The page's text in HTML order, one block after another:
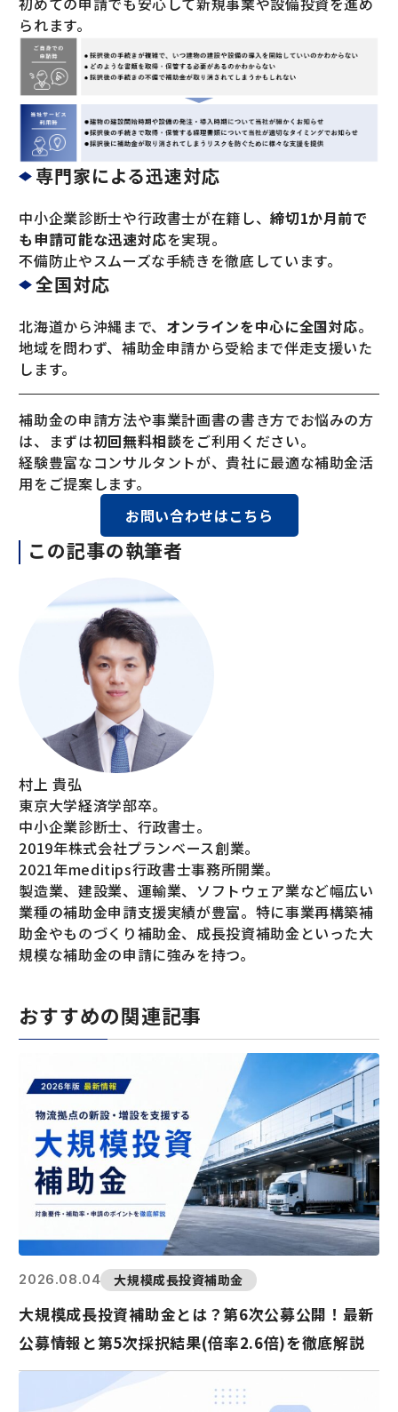
られます。
専門家による迅速対応
中小企業診断士や行政書士が在籍し、締切1か月前で
も申請可能な迅速対応を実現。
不備防止やスムーズな手続きを徹底しています。
全国対応
北海道から沖縄まで、 オンラインを中心に全国対応。
地域を問わず、補助金申請から受給まで伴走支援いた
します。
補助金の申請方法や事業計画書の書き方でお悩みの方
は、まずは初回無料相談をご利用ください。
経験豊富なコンサルタントが、貴社に最適な補助金活
用をご提案します。
お問い合わせはこちら
この記事の執筆者
村上 貴弘
東京大学経済学部卒。
中小企業診断士、行政書士。
2019年株式会社プランベース創業。
2021年meditips行政書士事務所開業。
製造業、建設業、運輸業、ソフトウェア業など幅広い
業種の補助金申請支援実績が豊富。特に事業再構築補
助金やものづくり補助金、成長投資補助金といった大
規模な補助金の申請に強みを持つ。
おすすめの関連記事
2026.08.04 大規模成長投資補助金
大規模成長投資補助金とは？第6次公募公開！最新
公募情報と第5次採択結果(倍率2.6倍)を徹底解説